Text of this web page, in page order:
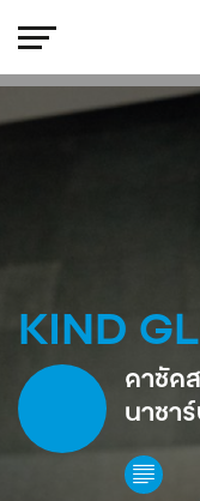
KIND
คาซัค
นาซา